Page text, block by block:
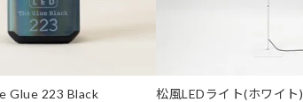
Glue 223 Black 松風LEDライト(ホワイト)